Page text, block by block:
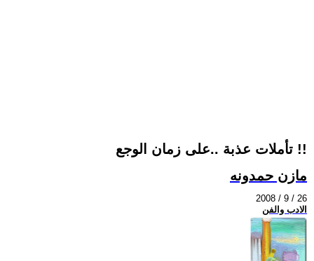
تأملات عذبة ..على زمان الوجع !!
مازن حمدونه
2008 / 9 / 26
الادب والفن